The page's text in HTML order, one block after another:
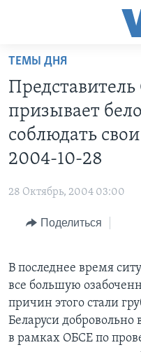
Перейти
основной
контент
Перейти
основной
Перейти
поиск
ПРОГРАММЫ
АМЕРИКА
НОВОСТИ ЗА МИНУТУ
ПОЧЕМУ ЭТО ВАЖНО?
ДИСКУССИЯ VOA
НЬЮ-ЙОРК NEW YORK
АМЕРИКА. БОЛЬШОЕ
ПРОЕКТЫ
УЧИМ АНГЛИЙСКИЙ
А КАК В АМЕРИКЕ?
АРТЕФАКТЫ
ТЕСТЫ
ЭКСПЕРТИЗА
ФАКТЫ ПРОТИВ
ЗА СВОБОДУ ПРЕССЫ
ВИДЕО
ПОДПИСКА НА
Learning English
ТЕМЫ ДНЯ
призывает
соблюдать
2004-10-28
28 Октябрь, 2004 03:00
Поделиться
В последнее время
все большую
причин этого стали
Беларуси добровольно
в рамках ОБСЕ по